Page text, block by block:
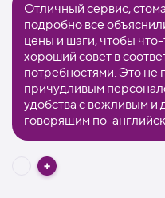
Отличный сервис,
подробно все
цены и шаги, чтобы
хороший совет в
потребностями. Это не
причудливым
удобства с вежливым
говорящим по-